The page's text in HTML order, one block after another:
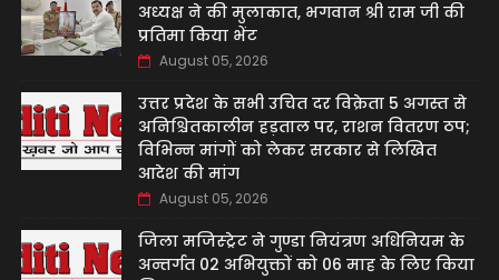
अध्यक्ष ने की मुलाकात, भगवान श्री राम जी की
प्रतिमा किया भेंट
August 05, 2026
उत्तर प्रदेश के सभी उचित दर विक्रेता 5 अगस्त से
अनिश्चितकालीन हड़ताल पर, राशन वितरण ठप;
विभिन्न मांगों को लेकर सरकार से लिखित
आदेश की मांग
August 05, 2026
जिला मजिस्ट्रेट ने गुण्डा नियंत्रण अधिनियम के
अन्तर्गत 02 अभियुक्तों को 06 माह के लिए किया